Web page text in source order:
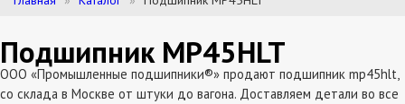
Подшипник MP45HLT
ООО «Промышленные подшипники®» продают подшипник mp45hlt,
со склада в Москве от штуки до вагона. Доставляем детали во все